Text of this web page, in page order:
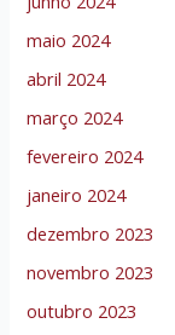
maio 2024
abril 2024
março 2024
fevereiro 2024
janeiro 2024
dezembro 2023
novembro 2023
outubro 2023